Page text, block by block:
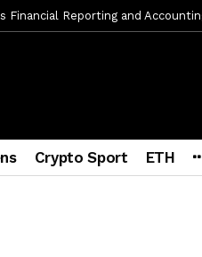
de planear un robo de Bitcoin
condition for CLARITY Act
de BitRiver por presunto
Crypto Sport ETH